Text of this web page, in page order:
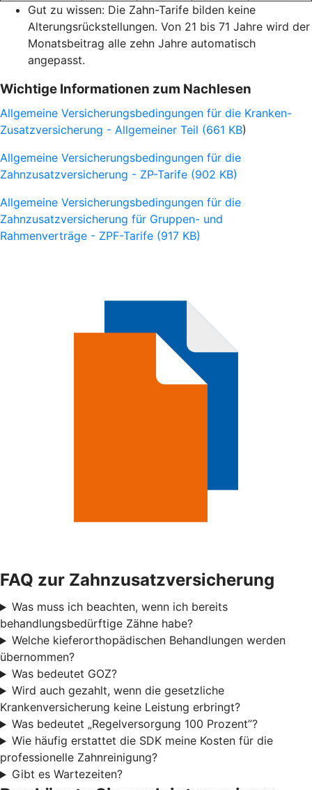
Gut zu wissen: Die Zahn-Tarife bilden keine
Alterungsrückstellungen. Von 21 bis 71 Jahre wird der
Monatsbeitrag alle zehn Jahre automatisch
angepasst.
Wichtige Informationen zum Nachlesen
Allgemeine Versicherungsbedingungen für die Kranken-
Zusatzversicherung - Allgemeiner Teil (661 KB)
Allgemeine Versicherungsbedingungen für die
Zahnzusatzversicherung - ZP-Tarife (902 KB)
Allgemeine Versicherungsbedingungen für die
Zahnzusatzversicherung für Gruppen- und
Rahmenverträge - ZPF-Tarife (917 KB)
FAQ zur Zahnzusatzversicherung
Was muss ich beachten, wenn ich bereits
behandlungsbedürftige Zähne habe?
Welche kieferorthopädischen Behandlungen werden
übernommen?
Was bedeutet GOZ?
Wird auch gezahlt, wenn die gesetzliche
Krankenversicherung keine Leistung erbringt?
Was bedeutet „Regelversorgung 100 Prozent”?
Wie häufig erstattet die SDK meine Kosten für die
professionelle Zahnreinigung?
Gibt es Wartezeiten?